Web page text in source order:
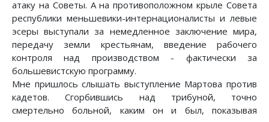
атаку на Советы. А на противоположном крыле Совета
республики меньшевики-интернационалисты и левые
эсеры выступали за немедленное заключение мира,
передачу земли крестьянам, введение рабочего
контроля над производством - фактически за
большевистскую программу.
Мне пришлось слышать выступление Мартова против
кадетов. Сгорбившись над трибуной, точно
смертельно больной, каким он и был, показывая